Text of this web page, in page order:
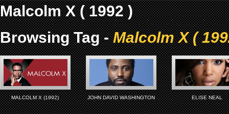
Malcolm X ( 1992 )
Browsing Tag -Malcolm X (
MALCOLM X (1992) JOHN DAVID WASHINGTON ELISE NEAL